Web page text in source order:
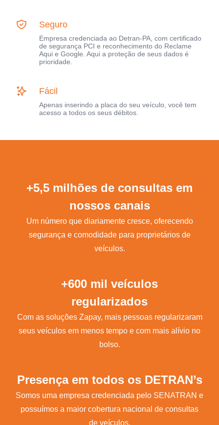
Seguro
Empresa credenciada ao Detran-PA, com certificado
de segurança PCI e reconhecimento do Reclame
Aqui e Google. Aqui a proteção de seus dados é
prioridade.
Fácil
Apenas inserindo a placa do seu veículo, você tem
acesso a todos os seus débitos.
+5,5 milhões de consultas em
nossos canais
Um número que diariamente cresce, oferecendo
segurança e comodidade para proprietários de
veículos.
+600 mil veículos
regularizados
Com as soluções Zapay, mais pessoas regularizaram
seus veículos em menos tempo e com mais alívio no
bolso.
Presença em todos os DETRAN’s
Somos uma empresa credenciada pelo SENATRAN e
possuímos a maior cobertura nacional de consultas
de veículos.